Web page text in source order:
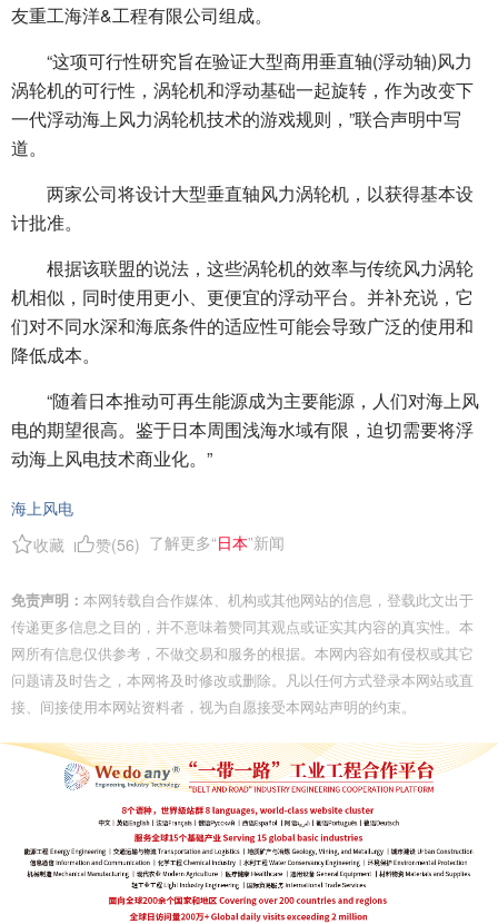
友重工海洋&工程有限公司组成。
“这项可行性研究旨在验证大型商用垂直轴(浮动轴)风力
涡轮机的可行性，涡轮机和浮动基础一起旋转，作为改变下
一代浮动海上风力涡轮机技术的游戏规则，”联合声明中写
道。
两家公司将设计大型垂直轴风力涡轮机，以获得基本设
计批准。
根据该联盟的说法，这些涡轮机的效率与传统风力涡轮
机相似，同时使用更小、更便宜的浮动平台。并补充说，它
们对不同水深和海底条件的适应性可能会导致广泛的使用和
降低成本。
“随着日本推动可再生能源成为主要能源，人们对海上风
电的期望很高。鉴于日本周围浅海水域有限，迫切需要将浮
动海上风电技术商业化。”
海上风电
收藏
赞(56) 了解更多“日本”新闻
免责声明： 本网转载自合作媒体、机构或其他网站的信息，登载此文出于
传递更多信息之目的，并不意味着赞同其观点或证实其内容的真实性。本
网所有信息仅供参考，不做交易和服务的根据。本网内容如有侵权或其它
问题请及时告之，本网将及时修改或删除。凡以任何方式登录本网站或直
接、间接使用本网站资料者，视为自愿接受本网站声明的约束。